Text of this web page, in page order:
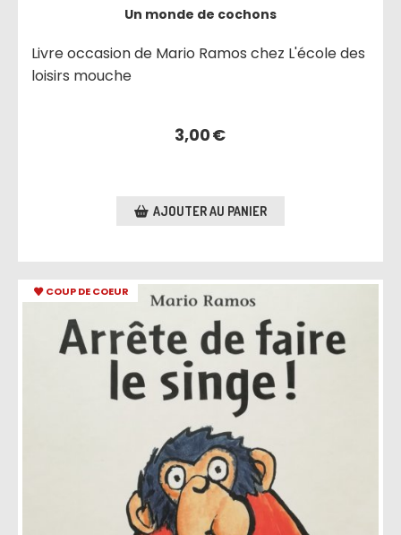
Un monde de cochons
Livre occasion de Mario Ramos chez L'école des
loisirs mouche
3,00€
AJOUTER AU PANIER
COUP DE COEUR